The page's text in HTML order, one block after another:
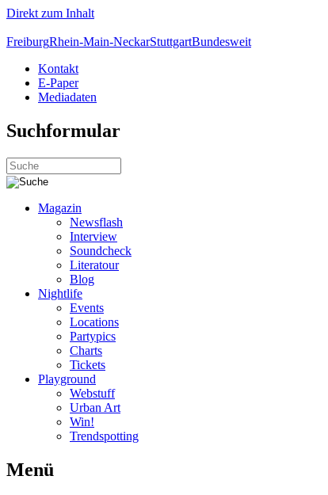
Direkt zum Inhalt
FreiburgRhein-Main-NeckarStuttgartBundesweit
Kontakt
E-Paper
Mediadaten
Suchformular
Magazin
Newsflash
Interview
Soundcheck
Literatour
Blog
Nightlife
Events
Locations
Partypics
Charts
Tickets
Playground
Webstuff
Urban Art
Win!
Trendspotting
Menü